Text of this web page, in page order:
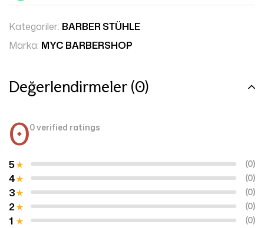
Kategoriler: BARBER STÜHLE
Marka: MYC BARBERSHOP
Değerlendirmeler (0)
00 verified ratings
1 (0)
2 (0)
3 (0)
4 (0)
5 (0)